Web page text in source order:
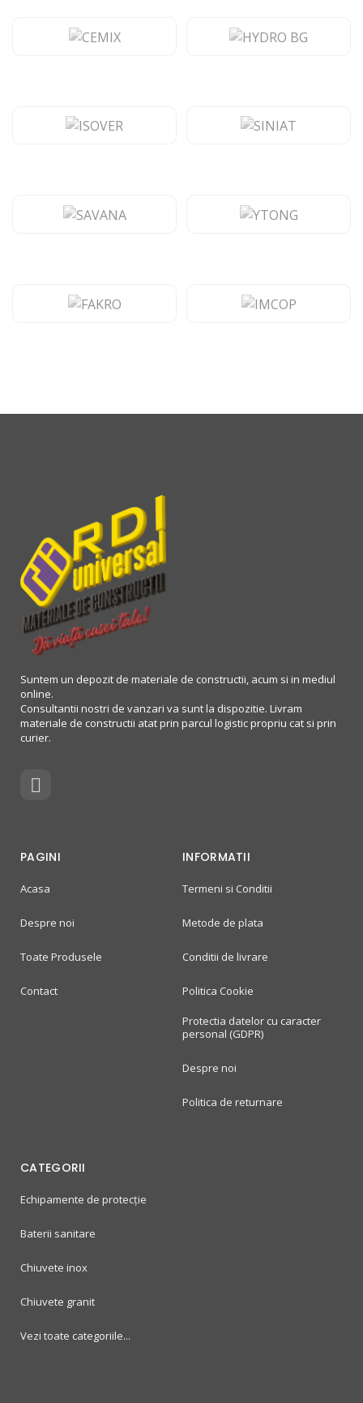
Suntem un depozit de materiale de constructii, acum si in mediul
online.
Consultantii nostri de vanzari va sunt la dispozitie. Livram
materiale de constructii atat prin parcul logistic propriu cat si prin
curier.
PAGINI
Acasa
Despre noi
Toate Produsele
Contact
INFORMATII
Termeni si Conditii
Metode de plata
Conditii de livrare
Politica Cookie
Protectia datelor cu caracter
personal (GDPR)
Despre noi
Politica de returnare
CATEGORII
Echipamente de protecție
Baterii sanitare
Chiuvete inox
Chiuvete granit
Vezi toate categoriile...